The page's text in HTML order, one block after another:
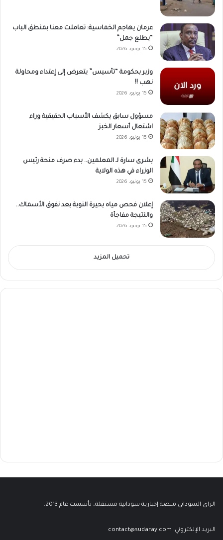
عرمان يهاجم الخماسية: تعاملت معنا بمنطق الباب
“يطلع جمل”
15 يونيو، 2026
وزير بحكومة “تأسيس” يتعرض إلى إعتداء ومحاولة
نهب !!
15 يونيو، 2026
مسؤول سابق يكشف الأسباب الحقيقية وراء
اشتعال أسعار الخبز
15 يونيو، 2026
بشرى سارة لـ المعلمين.. بدء صرف منحة رئيس
الوزراء في هذه الولاية
15 يونيو، 2026
إعلان فحص مياه بحيرة النوبة بعد نفوق الأسماك..
والنتيجة مفاجأة
15 يونيو، 2026
تحميل المزيد
الراي السوداني منصة إخبارية سودانية مستقلة، تأسست عام 2013.
البريد الإلكتروني: contact@sudaray.com